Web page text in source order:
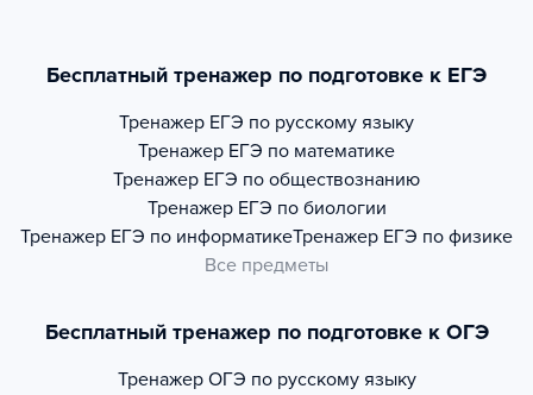
Бесплатный тренажер по подготовке к ЕГЭ
Тренажер ЕГЭ по русскому языку
Тренажер ЕГЭ по математике
Тренажер ЕГЭ по обществознанию
Тренажер ЕГЭ по биологии
Тренажер ЕГЭ по информатикеТренажер ЕГЭ по физике
Все предметы
Бесплатный тренажер по подготовке к ОГЭ
Тренажер ОГЭ по русскому языку